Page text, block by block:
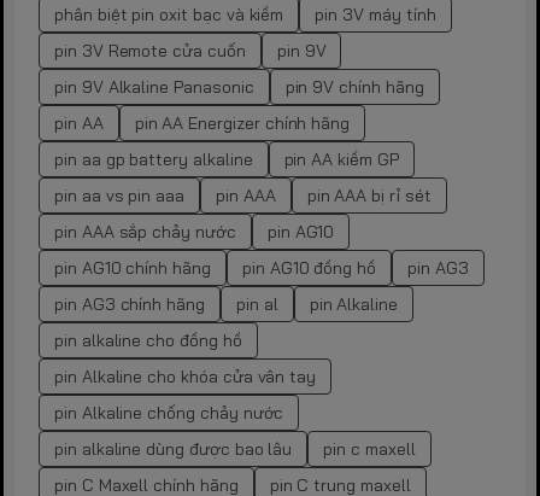
phân biệt pin oxit bạc và kiềm
pin 3V máy tính
pin 3V Remote cửa cuốn
pin 9V
pin 9V Alkaline Panasonic
pin 9V chính hãng
pin AA
pin AA Energizer chính hãng
pin aa gp battery alkaline
pin AA kiềm GP
pin aa vs pin aaa
pin AAA
pin AAA bị rỉ sét
pin AAA sắp chảy nước
pin AG10
pin AG10 chính hãng
pin AG10 đồng hồ
pin AG3
pin AG3 chính hãng
pin al
pin Alkaline
pin alkaline cho đồng hồ
pin Alkaline cho khóa cửa vân tay
pin Alkaline chống chảy nước
pin alkaline dùng được bao lâu
pin c maxell
pin C Maxell chính hãng
pin C trung maxell